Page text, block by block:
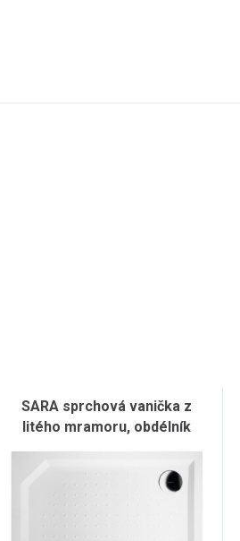
SARA sprchová vanička z
litého mramoru, obdélník
100x80cm, bílá